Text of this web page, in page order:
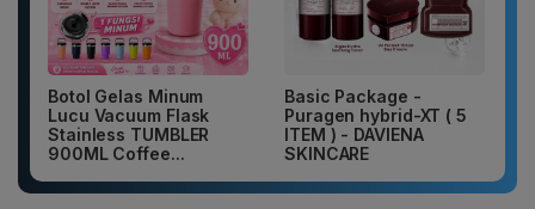
Botol Gelas Minum
Lucu Vacuum Flask
Stainless TUMBLER
900ML Coffee...
Basic Package -
Puragen hybrid-XT ( 5
ITEM ) - DAVIENA
SKINCARE